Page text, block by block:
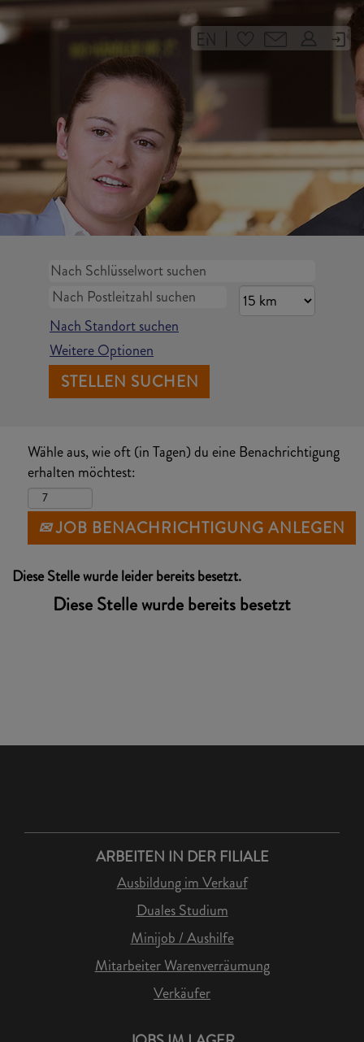
|
Nach Standort suchen
Weitere Optionen
Wähle aus, wie oft (in Tagen) du eine Benachrichtigung
erhalten möchtest:
JOB BENACHRICHTIGUNG ANLEGEN
Diese Stelle wurde leider bereits besetzt.
Diese Stelle wurde bereits besetzt
ARBEITEN IN DER FILIALE
Ausbildung im Verkauf
Duales Studium
Minijob / Aushilfe
Mitarbeiter Warenverräumung
Verkäufer